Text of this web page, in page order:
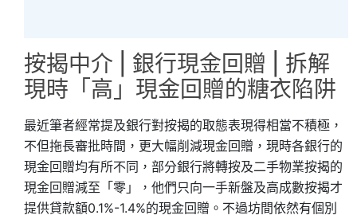
按揭中介 | 銀行現金回贈 | 拆解
現時「高」現金回贈的糖衣陷阱
最近筆者經常提及銀行對按揭的取態表現得相當不積極，
不但拖長審批時間，更大幅削減現金回贈，現時各銀行的
現金回贈均有所不同，部分銀行將轉按及二手物業按揭的
現金回贈減至「零」，他們只向一手新盤及高成數按揭才
提供貸款額0.1%-1.4%的現金回贈。不過坊間依然有個別